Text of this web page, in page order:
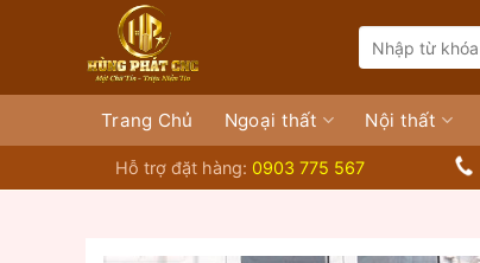
dung
for:
Trang Chủ Ngoại thất Nội thất
Hỗ trợ đặt hàng: 0903 775 567